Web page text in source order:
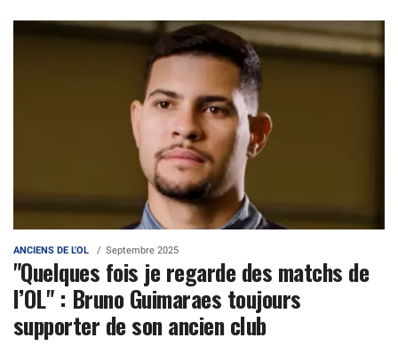
ANCIENS DE L'OL Septembre 2025
"Quelques fois je regarde des matchs de
l’OL" : Bruno Guimaraes toujours
supporter de son ancien club